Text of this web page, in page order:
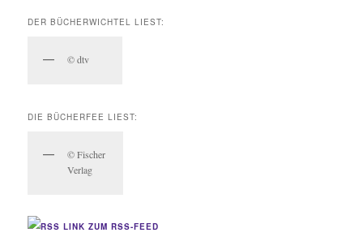
DER BÜCHERWICHTEL LIEST:
© dtv
DIE BÜCHERFEE LIEST:
© Fischer
Verlag
LINK ZUM RSS-FEED